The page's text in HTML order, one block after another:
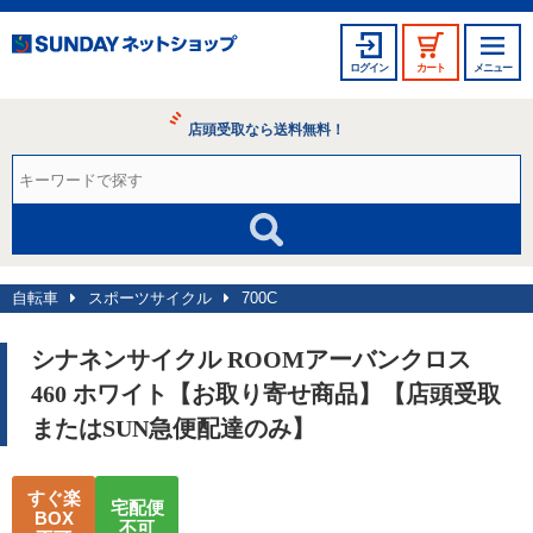
ログイン カート メニュー
店頭受取なら送料無料！
自転車 スポーツサイクル 700C
シナネンサイクル ROOMアーバンクロス
460 ホワイト【お取り寄せ商品】【店頭受取
またはSUN急便配達のみ】
すぐ楽
BOX
宅配便
不可